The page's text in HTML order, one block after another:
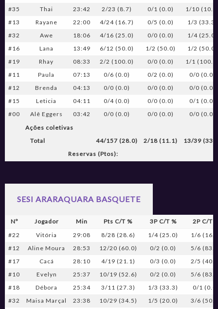
#35
Thai 23:42 2/23 (8.7) 0/1 (0.0)
1/10
#13
Rayane 22:00 4/24 (16.7) 0/5 (0.0)
1/3 (33.3)
#32
Awe 18:06 4/16 (25.0) 0/0 (0.0)
1/4 (25.0)
#16
Lana 13:49 6/12 (50.0) 1/2 (50.0)
1/2 (50.0)
#19
Rhay 08:33 2/2 (100.0) 0/0 (0.0)
1/1
#11
Paula 07:13 0/6 (0.0) 0/2 (0.0)
0/0 (0.0)
#12
Brenda 04:13 0/0 (0.0) 0/0 (0.0)
0/0 (0.0)
#15
Leticia 04:11 0/4 (0.0) 0/0 (0.0)
0/1 (0.0)
#00
Alê Eggers 03:42 0/0 (0.0) 0/0 (0.0)
0/0 (0.0)
Ações coletivas
Total
44/157 (28.0) 2/18 (11.1)
13/39
Reservas (Ptos):
SESI ARARAQUARA BASQUETE
Nº Jogador Min Pts C/T % 3P C/T %
2P C/T
#22
Vitória 29:08 8/28 (28.6) 1/4 (25.0)
1/6
#12
Aline Moura 28:53 12/20 (60.0) 0/2 (0.0)
5/6
#17
Cacá 28:10 4/19 (21.1) 0/3 (0.0)
2/5
#10
Evelyn 25:37 10/19 (52.6) 0/2 (0.0)
5/6
#18
Débora 25:34 3/11 (27.3) 1/3 (33.3)
0/1
#32
Maisa Marçal 23:38 10/29 (34.5) 1/5 (20.0)
3/6